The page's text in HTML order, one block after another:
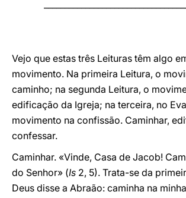
Vejo que estas três Leituras têm algo
movimento. Na primeira Leitura, o
caminho; na segunda Leitura, o
edificação da Igreja; na terceira, no
movimento na confissão. Caminhar,
confessar.
Caminhar. «Vinde, Casa de Jacob!
do Senhor» (Is 2, 5). Trata-se da
Deus disse a Abraão: caminha na